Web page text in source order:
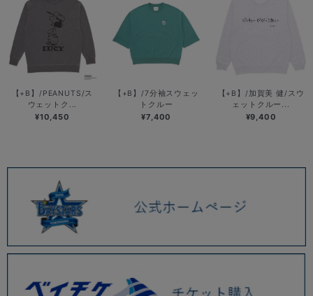
【+B】/PEANUTS/ス
ウェットク...
¥10,450
【+B】/7分袖スウェッ
トクルー
¥7,400
【+B】/加賀美 健/スウ
ェットクルー...
¥9,400